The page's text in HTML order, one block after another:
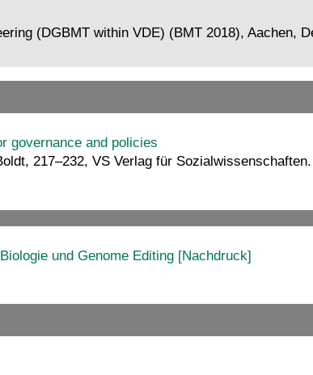
(DGBMT within VDE) (BMT 2018), Aachen,
governance and policies
217–232, VS Verlag für Sozialwissenschaften.
und Genome Editing [Nachdruck]